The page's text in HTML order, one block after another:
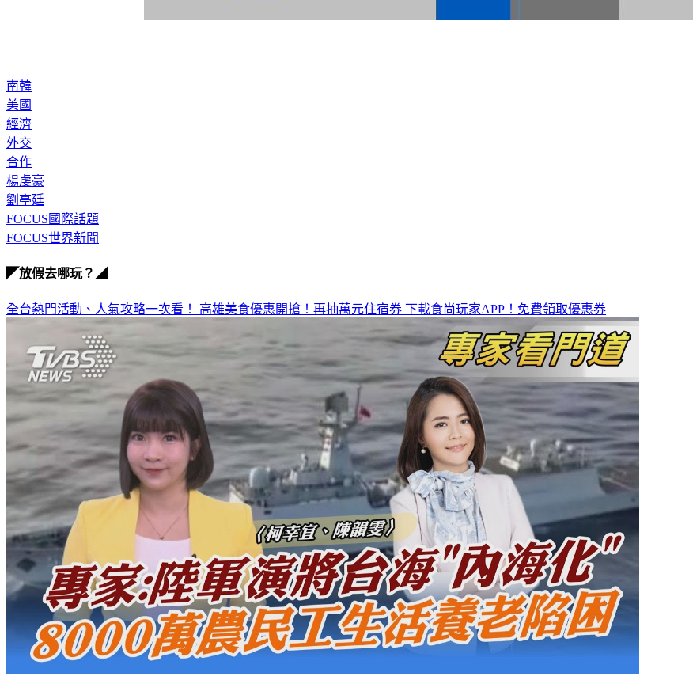
南韓
美國
經濟
外交
合作
楊虔豪
劉亭廷
FOCUS國際話題
FOCUS世界新聞
◤放假去哪玩？◢
全台熱門活動、人氣攻略一次看！ 高雄美食優惠開搶！再抽萬元住宿券 下載食尚玩家APP！免費領取優惠券